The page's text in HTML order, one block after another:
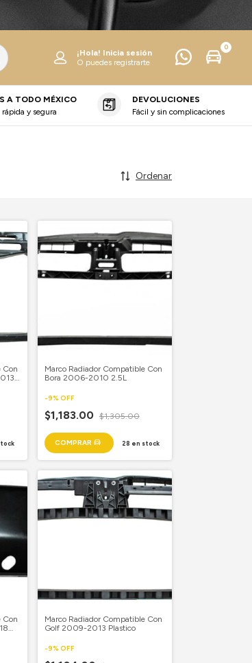
¡Hola! Inicia sesión
O puedes registrarte
0
A TODO MÉXICO
rápida y segura
DEVOLUCIONES
Fácil y sin complicaciones
Ordenar
Con
Marco Radiador Compatible Con
Bora 2006-2010 2.5L
-9% OFF
$1,183.00 $1,305.00
28 en stock
Con
Marco Radiador Compatible Con
Golf 2009-2013 Plastico
-9% OFF